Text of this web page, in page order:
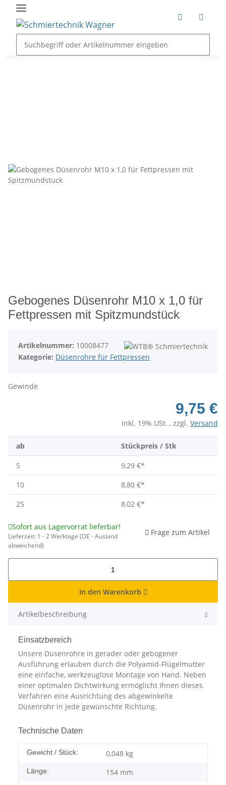
Gebogenes Düsenrohr M10 x 1,0 für
Fettpressen mit Spitzmundstück
Artikelnummer: 10008477
Kategorie: Düsenrohre für Fettpressen
Gewinde
9,75 €
inkl. 19% USt. , zzgl. Versand
ab Stückpreis / Stk
5 9,29 €*
10
8,80 €*
25
8,02 €*
Sofort aus Lagervorrat lieferbar!
Lieferzeit: 1 - 2 Werktage (DE - Ausland
abweichend)
Frage zum Artikel
In den Warenkorb
Artikelbeschreibung
Einsatzbereich
Unsere Düsenrohre in gerader oder gebogener
Ausführung erlauben durch die Polyamid-Flügelmutter
eine einfache, werkzeuglose Montage von Hand. Neben
einer optimalen Dichtwirkung ermöglicht Ihnen dieses
Verfahren eine Ausrichtung des abgewinkelte
Düsenrohr in jede gewünschte Richtung.
Technische Daten
Gewicht / Stück: 0,048 kg
Länge: 154 mm